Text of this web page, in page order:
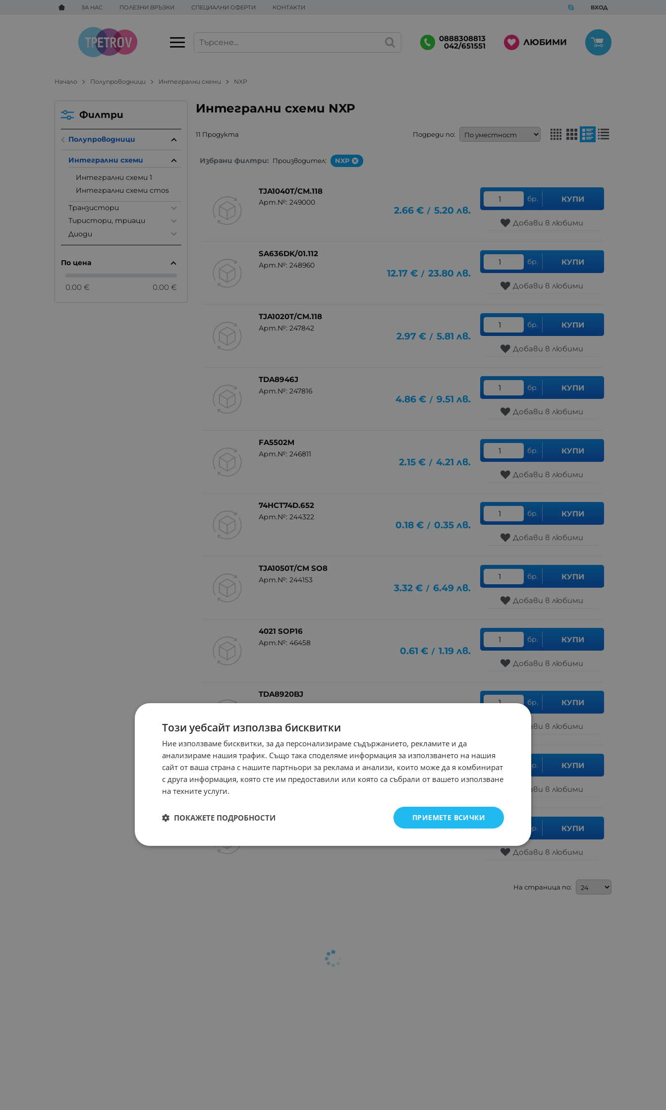
ЗА НАС ПОЛЕЗНИ ВРЪЗКИ СПЕЦИАЛНИ ОФЕРТИ КОНТАКТИ ВХОД
0888308813
042/651551 ЛЮБИМИ
Начало Полупроводници Интегрални схеми NXP
Интегрални схеми NXP
11 Продукта Подреди по:
Избрани филтри: Производител: NXP
TJA1040T/CM.118
Арт.№: 249000
2.66 € / 5.20 лв.
бр. КУПИ
Добави в любими
SA636DK/01.112
Арт.№: 248960
12.17 € / 23.80 лв.
бр. КУПИ
Добави в любими
TJA1020T/CM.118
Арт.№: 247842
2.97 € / 5.81 лв.
бр. КУПИ
Добави в любими
TDA8946J
Арт.№: 247816
4.86 € / 9.51 лв.
бр. КУПИ
Добави в любими
FA5502M
Арт.№: 246811
2.15 € / 4.21 лв.
бр. КУПИ
Добави в любими
74HCT74D.652
Арт.№: 244322
0.18 € / 0.35 лв.
бр. КУПИ
Добави в любими
TJA1050T/CM SO8
Арт.№: 244153
3.32 € / 6.49 лв.
бр. КУПИ
Добави в любими
4021 SOP16
Арт.№: 46458
0.61 € / 1.19 лв.
бр. КУПИ
Добави в любими
TDA8920BJ
Арт.№: 29890 бр. КУПИ
Добави в любими
TDA3653B SIL9
Арт.№: 1044
1.38 € / 2.70 лв.
бр. КУПИ
Добави в любими
TDA1557Q
бр. КУПИ
Добави в любими
На страница по:
Филтри
Полупроводници
Интегрални схеми
Интегрални схеми 1
Интегрални схеми cmos
Транзистори
Тиристори, триаци
Диоди
По цена
0.00 € 0.00 €
Този уебсайт използва бисквитки
Ние използваме бисквитки, за да персонализираме съдържанието, рекламите и да
анализираме нашия трафик. Също така споделяме информация за използването на нашия
сайт от ваша страна с нашите партньори за реклама и анализи, които може да я комбинират
с друга информация, която сте им предоставили или която са събрали от вашето използване
на техните услуги.
ПРИЕМЕТЕ ВСИЧКИ
ПОКАЖЕТЕ ПОДРОБНОСТИ